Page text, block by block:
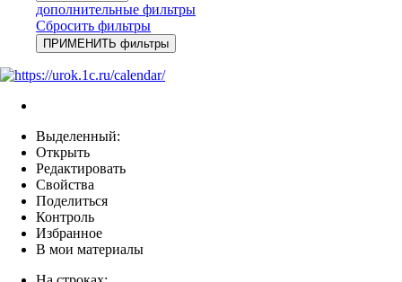
дополнительные фильтры
Сбросить фильтры
Выделенный:
Открыть
Редактировать
Свойства
Поделиться
Контроль
Избранное
В мои материалы